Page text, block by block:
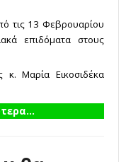
τις 13 Φεβρουαρίου
επιδόματα στους
κ. Μαρία Εικοσιδέκα